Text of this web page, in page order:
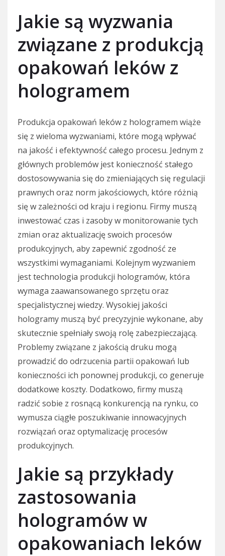
Jakie są wyzwania
związane z produkcją
opakowań leków z
hologramem
Produkcja opakowań leków z hologramem wiąże
się z wieloma wyzwaniami, które mogą wpływać
na jakość i efektywność całego procesu. Jednym z
głównych problemów jest konieczność stałego
dostosowywania się do zmieniających się regulacji
prawnych oraz norm jakościowych, które różnią
się w zależności od kraju i regionu. Firmy muszą
inwestować czas i zasoby w monitorowanie tych
zmian oraz aktualizację swoich procesów
produkcyjnych, aby zapewnić zgodność ze
wszystkimi wymaganiami. Kolejnym wyzwaniem
jest technologia produkcji hologramów, która
wymaga zaawansowanego sprzętu oraz
specjalistycznej wiedzy. Wysokiej jakości
hologramy muszą być precyzyjnie wykonane, aby
skutecznie spełniały swoją rolę zabezpieczającą.
Problemy związane z jakością druku mogą
prowadzić do odrzucenia partii opakowań lub
konieczności ich ponownej produkcji, co generuje
dodatkowe koszty. Dodatkowo, firmy muszą
radzić sobie z rosnącą konkurencją na rynku, co
wymusza ciągłe poszukiwanie innowacyjnych
rozwiązań oraz optymalizację procesów
produkcyjnych.
Jakie są przykłady
zastosowania
hologramów w
opakowaniach leków